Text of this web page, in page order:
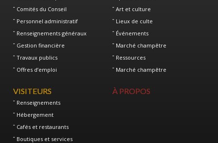
Comités du Conseil
Personnel administratif
Renseignements généraux
Gestion financière
Travaux publics
Offres d’emploi
Art et culture
Lieux de culte
Événements
Marché champêtre
Ressources
Marché champêtre
VISITEURS
Renseignements
Hébergement
Cafés et restaurants
Boutiques et services
À PROPOS